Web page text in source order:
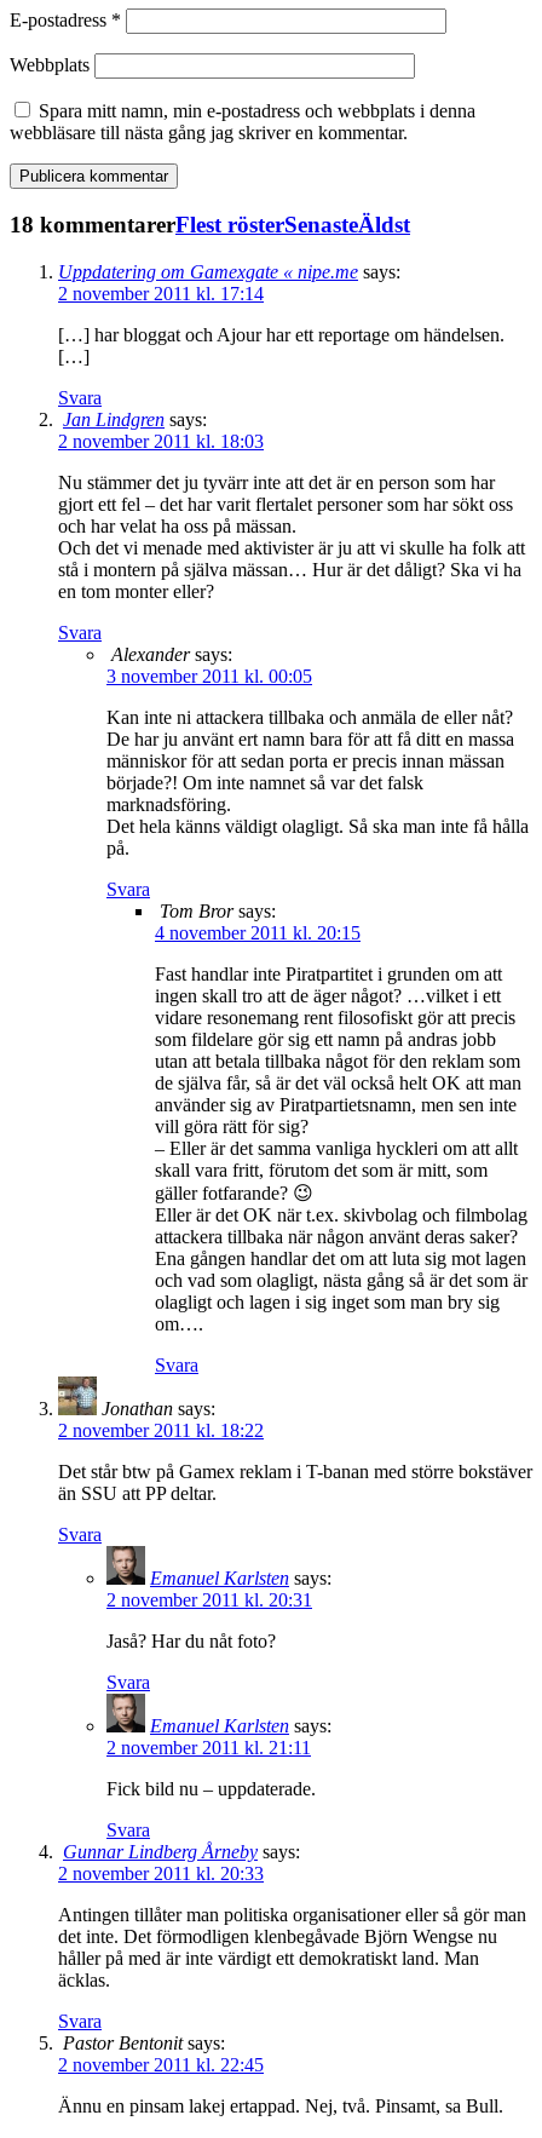
E-postadress *
Webbplats
Spara mitt namn, min e-postadress och webbplats i denna
webbläsare till nästa gång jag skriver en kommentar.
18 kommentarerFlest rösterSenasteÄldst
Uppdatering om Gamexgate « nipe.me says:
2 november 2011 kl. 17:14
[…] har bloggat och Ajour har ett reportage om händelsen.
[…]
Svara
Jan Lindgren says:
2 november 2011 kl. 18:03
Nu stämmer det ju tyvärr inte att det är en person som har
gjort ett fel – det har varit flertalet personer som har sökt oss
och har velat ha oss på mässan.
Och det vi menade med aktivister är ju att vi skulle ha folk att
stå i montern på själva mässan… Hur är det dåligt? Ska vi ha
en tom monter eller?
Svara
Alexander says:
3 november 2011 kl. 00:05
Kan inte ni attackera tillbaka och anmäla de eller nåt?
De har ju använt ert namn bara för att få ditt en massa
människor för att sedan porta er precis innan mässan
började?! Om inte namnet så var det falsk
marknadsföring.
Det hela känns väldigt olagligt. Så ska man inte få hålla
på.
Svara
Tom Bror says:
4 november 2011 kl. 20:15
Fast handlar inte Piratpartitet i grunden om att
ingen skall tro att de äger något? …vilket i ett
vidare resonemang rent filosofiskt gör att precis
som fildelare gör sig ett namn på andras jobb
utan att betala tillbaka något för den reklam som
de själva får, så är det väl också helt OK att man
använder sig av Piratpartietsnamn, men sen inte
vill göra rätt för sig?
– Eller är det samma vanliga hyckleri om att allt
skall vara fritt, förutom det som är mitt, som
gäller fotfarande? 😉
Eller är det OK när t.ex. skivbolag och filmbolag
attackera tillbaka när någon använt deras saker?
Ena gången handlar det om att luta sig mot lagen
och vad som olagligt, nästa gång så är det som är
olagligt och lagen i sig inget som man bry sig
om….
Svara
Jonathan says:
2 november 2011 kl. 18:22
Det står btw på Gamex reklam i T-banan med större bokstäver
än SSU att PP deltar.
Svara
Emanuel Karlsten says:
2 november 2011 kl. 20:31
Jaså? Har du nåt foto?
Svara
Emanuel Karlsten says:
2 november 2011 kl. 21:11
Fick bild nu – uppdaterade.
Svara
Gunnar Lindberg Årneby says:
2 november 2011 kl. 20:33
Antingen tillåter man politiska organisationer eller så gör man
det inte. Det förmodligen klenbegåvade Björn Wengse nu
håller på med är inte värdigt ett demokratiskt land. Man
äcklas.
Svara
Pastor Bentonit says:
2 november 2011 kl. 22:45
Ännu en pinsam lakej ertappad. Nej, två. Pinsamt, sa Bull.